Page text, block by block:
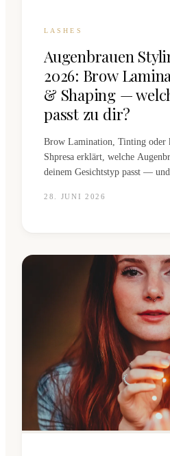
LASHES
Augenbrauen
2026: Brow
& Shaping —
passt zu dir?
Brow Lamination, Tinting oder
Shpresa erklärt, welche
deinem Gesichtstyp passt —
28. JUNI 2026